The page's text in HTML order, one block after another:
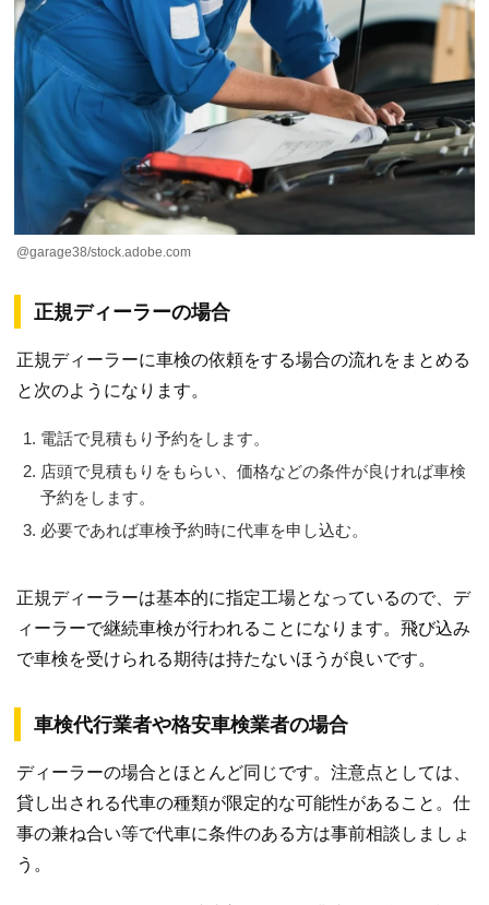
@garage38/stock.adobe.com
正規ディーラーの場合
正規ディーラーに車検の依頼をする場合の流れをまとめる
と次のようになります。
電話で見積もり予約をします。
店頭で見積もりをもらい、価格などの条件が良ければ車検
予約をします。
必要であれば車検予約時に代車を申し込む。
正規ディーラーは基本的に指定工場となっているので、デ
ィーラーで継続車検が行われることになります。飛び込み
で車検を受けられる期待は持たないほうが良いです。
車検代行業者や格安車検業者の場合
ディーラーの場合とほとんど同じです。注意点としては、
貸し出される代車の種類が限定的な可能性があること。仕
事の兼ね合い等で代車に条件のある方は事前相談しましょ
う。